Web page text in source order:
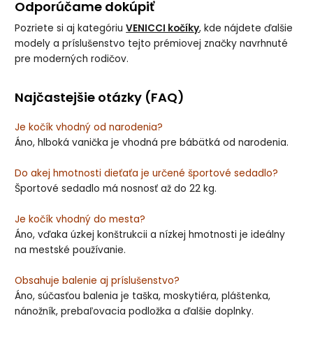
Odporúčame dokúpiť
Pozriete si aj kategóriuVENICCI kočíky, kde nájdete ďalšie
modely a príslušenstvo tejto prémiovej značky navrhnuté
pre moderných rodičov.
Najčastejšie otázky (FAQ)
Je kočík vhodný od narodenia?
Áno, hlboká vanička je vhodná pre bábätká od narodenia.
Do akej hmotnosti dieťaťa je určené športové sedadlo?
Športové sedadlo má nosnosť až do 22 kg.
Je kočík vhodný do mesta?
Áno, vďaka úzkej konštrukcii a nízkej hmotnosti je ideálny
na mestské používanie.
Obsahuje balenie aj príslušenstvo?
Áno, súčasťou balenia je taška, moskytiéra, pláštenka,
nánožník, prebaľovacia podložka a ďalšie doplnky.